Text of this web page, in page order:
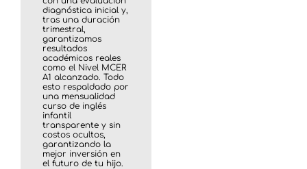
diagnóstica inicial y,
tras una duración
trimestral,
garantizamos
resultados
académicos reales
como el Nivel MCER
A1 alcanzado. Todo
esto respaldado por
una mensualidad
curso de inglés
infantil
transparente y sin
costos ocultos,
garantizando la
mejor inversión en
el futuro de tu hijo.